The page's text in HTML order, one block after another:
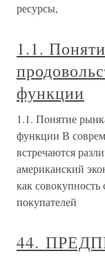
ресурсы,
1.1.
функции
1.1. Понятие
функции В
встречаются
американский
как
покупателей
44.